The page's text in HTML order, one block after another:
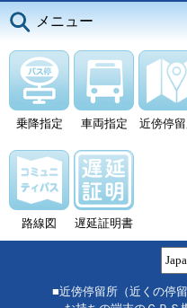
メニュー
乗降指定 車両指定 近傍停
路線図 遅延証明書
■近傍停留所（近くの停